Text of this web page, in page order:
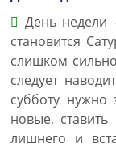
День недели
становится
слишком
следует
субботу нужно
новые,
лишнего и